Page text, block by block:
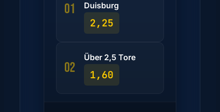
01
Duisburg
2,25
02
Über 2,5 Tore
1,60